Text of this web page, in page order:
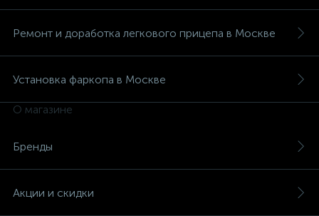
Ремонт и доработка легкового прицепа в Москве
Установка фаркопа в Москве
О магазине
Бренды
Акции и скидки